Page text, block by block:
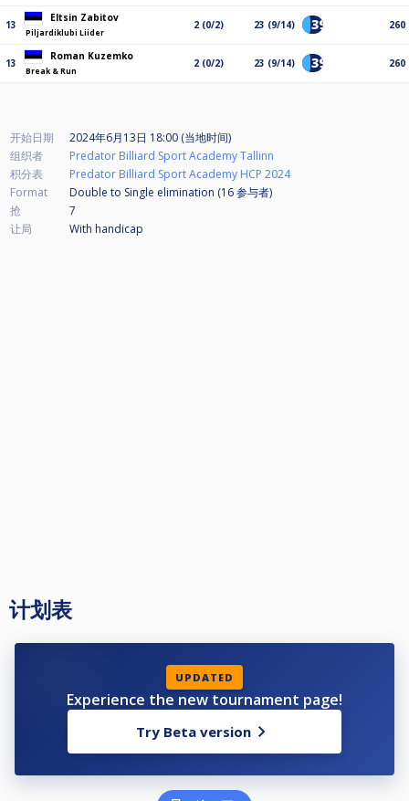
13
Eltsin Zabitov
Piljardiklubi Liider
2 (0/2) 23 (9/14) 39% 260
13
Roman Kuzemko
Break & Run
2 (0/2) 23 (9/14) 39% 260
开始日期
2024年6月13日 18:00 (当地时间)
组织者
Predator Billiard Sport Academy Tallinn
积分表
Predator Billiard Sport Academy HCP 2024
Format
Double to Single elimination (16参与者)
抢
7
让局
With handicap
计划表
UPDATED
Experience the new tournament page!
Try Beta version